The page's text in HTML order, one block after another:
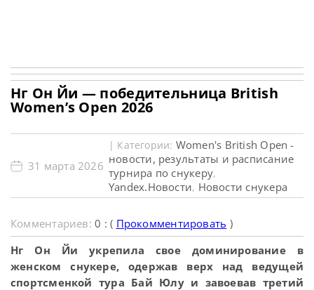
Нг Он Йи — победительница British
Women’s Open 2026
31 марта 2026
| Категории: Women's British Open -
новости, результаты и расписание
турнира по снукеру,
Yandex.Новости, Новости снукера
Комментариев:0 : ( Прокомментировать )
Нг Он Йи укрепила свое доминирование в
женском снукере, одержав верх над ведущей
спортсменкой тура Бай Юлу и завоевав третий